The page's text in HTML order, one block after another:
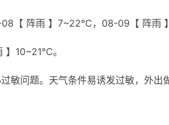
【 阵雨 】7~22℃，08-09【 阵雨 】
10~21℃。
敏问题。天气条件易诱发过敏，外出